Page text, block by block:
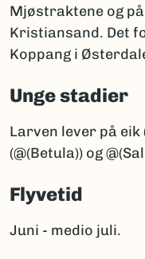
Mjøstraktene og
Kristiansand. Det
Koppang i
Unge stadier
Larven lever på eik
(@(Betula)) og
Flyvetid
Juni - medio juli.